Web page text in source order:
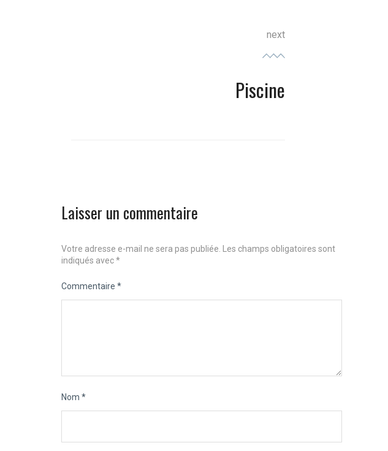
next
Piscine
Laisser un commentaire
Votre adresse e-mail ne sera pas publiée. Les champs obligatoires sont
indiqués avec*
Commentaire *
Nom *